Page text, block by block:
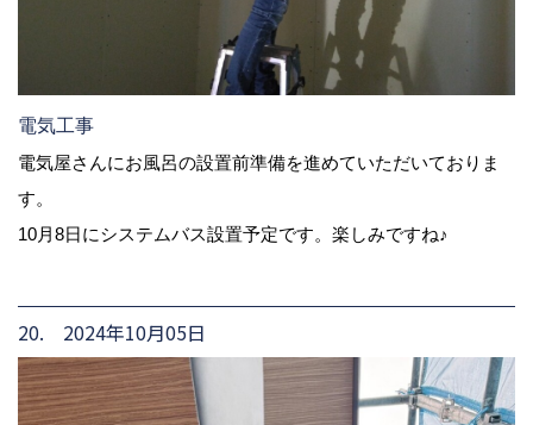
電気工事
電気屋さんにお風呂の設置前準備を進めていただいておりま
す。
10月8日にシステムバス設置予定です。楽しみですね♪
20. 2024年10月05日